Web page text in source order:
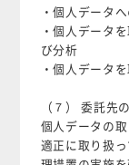
・個人データ
・個人データ
び分析
・個人データ
（７） 委託先
個人データの
適正に取り扱